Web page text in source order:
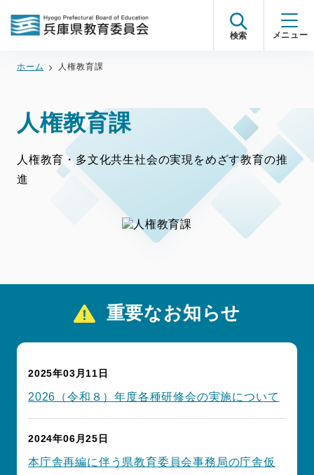
検索
ホーム 人権教育課
人権教育課
人権教育・多文化共生社会の実現をめざす教育の推
進
重要なお知らせ
2025年03月11日
2026（令和８）年度各種研修会の実施について
2024年06月25日
本庁舎再編に伴う県教育委員会事務局の庁舎仮